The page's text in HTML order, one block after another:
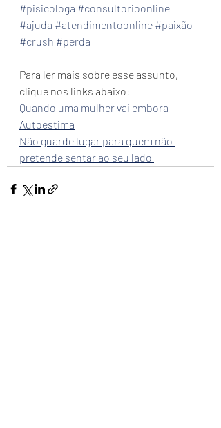
#pisicologa #consultorioonline
#ajuda #atendimentoonline #paixão
#crush #perda
Para ler mais sobre esse assunto,
clique nos links abaixo:
Quando uma mulher vai embora
Autoestima
Não guarde lugar para quem não
pretende sentar ao seu lado